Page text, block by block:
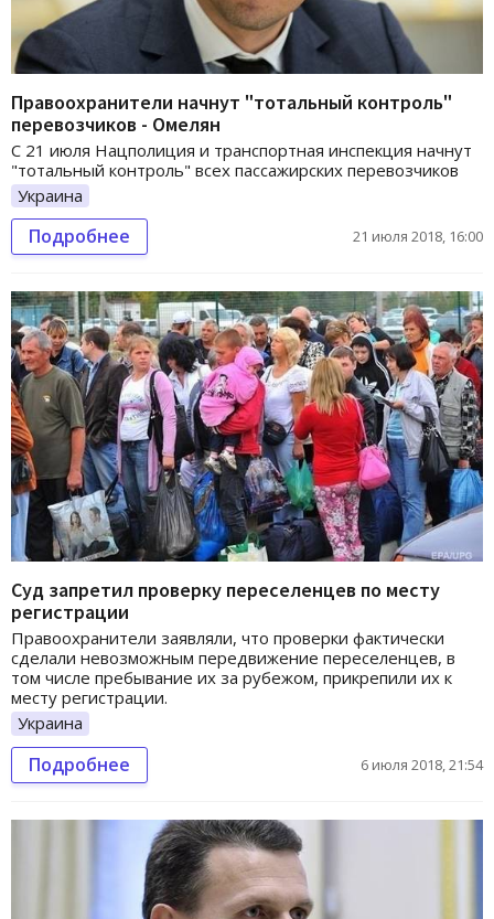
Правоохранители начнут "тотальный контроль"
перевозчиков - Омелян
С 21 июля Нацполиция и транспортная инспекция начнут
"тотальный контроль" всех пассажирских перевозчиков
Украина
Подробнее 21 июля 2018, 16:00
Суд запретил проверку переселенцев по месту
регистрации
Правоохранители заявляли, что проверки фактически
сделали невозможным передвижение переселенцев, в
том числе пребывание их за рубежом, прикрепили их к
месту регистрации.
Украина
Подробнее 6 июля 2018, 21:54